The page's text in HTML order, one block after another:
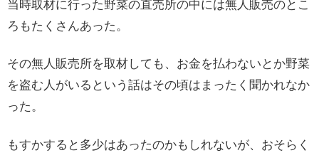
当時取材に行った野菜の直売所の中には無人販売のとこ
ろもたくさんあった。
その無人販売所を取材しても、お金を払わないとか野菜
を盗む人がいるという話はその頃はまったく聞かれなか
った。
もすかすると多少はあったのかもしれないが、おそらく